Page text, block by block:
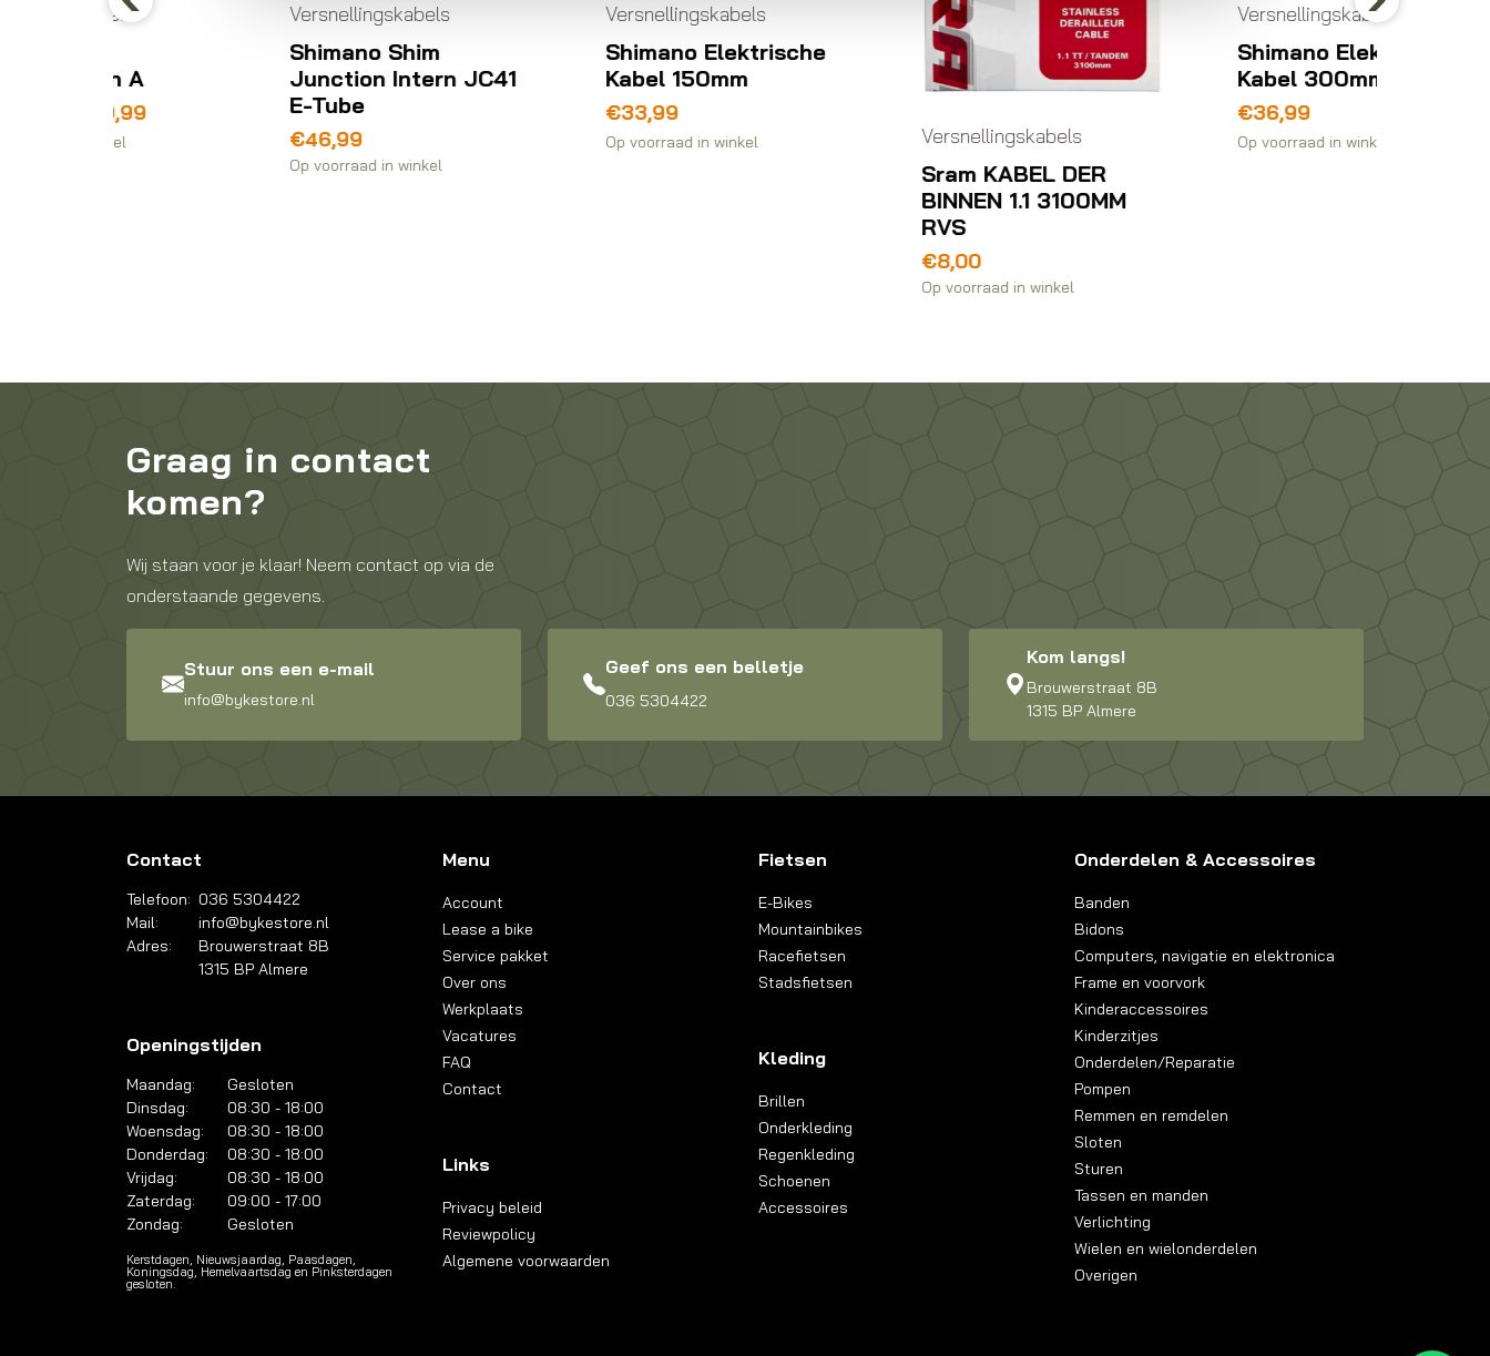
Versnellingskabels
Shimano Shim
Junction Intern JC41
Op voorraad in winkel
Versnellingskabels
Shimano Elektrische
Kabel 150mm
Op voorraad in winkel Versnellingskabels
Sram KABEL DER
BINNEN 1.1 3100MM
Op voorraad in winkel
Versnellingskabels
Shimano Elektrische
Kabel 300mm
Op voorraad in winkel
Graag in contact
komen?
Wij staan voor je klaar! Neem contact op via de
onderstaande gegevens.
Stuur ons een e-mail
info@bykestore.nl
Geef ons een belletje
036 5304422
Kom langs!
Brouwerstraat 8B
1315 BP Almere
Contact
Telefoon: 036 5304422
Mail:
info@bykestore.nl
Adres:
Brouwerstraat 8B
1315 BP Almere
Openingstijden
Maandag:
Gesloten
Dinsdag:
08:30 - 18:00
Woensdag:
08:30 - 18:00
Donderdag:
08:30 - 18:00
Vrijdag:
08:30 - 18:00
Zaterdag:
09:00 - 17:00
Zondag:
Gesloten
Kerstdagen, Nieuwsjaardag, Paasdagen,
Koningsdag, Hemelvaartsdag en Pinksterdagen
gesloten.
Menu
Account
Lease a bike
Service pakket
Over ons
Werkplaats
Vacatures
FAQ
Contact
Links
Privacy beleid
Reviewpolicy
Algemene voorwaarden
Fietsen
E-Bikes
Mountainbikes
Racefietsen
Stadsfietsen
Kleding
Brillen
Onderkleding
Regenkleding
Schoenen
Accessoires
Onderdelen & Accessoires
Banden
Bidons
Computers, navigatie en elektronica
Frame en voorvork
Kinderaccessoires
Kinderzitjes
Onderdelen/Reparatie
Pompen
Remmen en remdelen
Sloten
Sturen
Tassen en manden
Verlichting
Wielen en wielonderdelen
Overigen